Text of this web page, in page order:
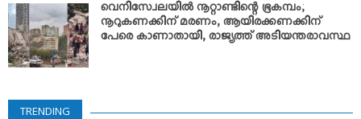
വെനിസ്വേലയില്‍ നൂറ്റാണ്ടിന്റെ ഭൂകമ്പം;
നൂറുകണക്കിന് മരണം, ആയിരക്കണക്കിന്
പേരെ കാണാതായി, രാജ്യത്ത് അടിയന്തരാവസ്ഥ
TRENDING